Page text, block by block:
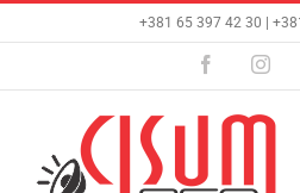
+381 65 397 42 30 |
Facebook